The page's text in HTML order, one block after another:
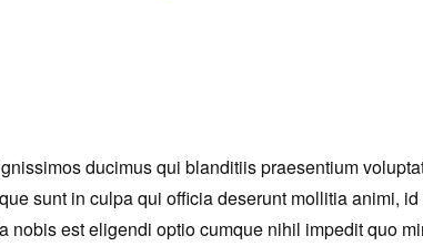
ducimus qui blanditiis praesentium
sunt in culpa qui officia deserunt mollitia animi,
nobis est eligendi optio cumque nihil impedit quo